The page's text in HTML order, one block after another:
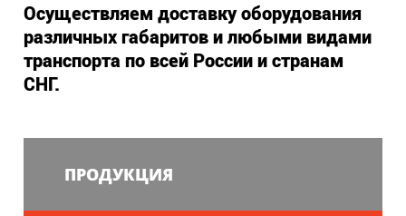
Осуществляем доставку оборудования
различных габаритов и любыми видами
транспорта по всей России и странам
СНГ.
ПРОДУКЦИЯ